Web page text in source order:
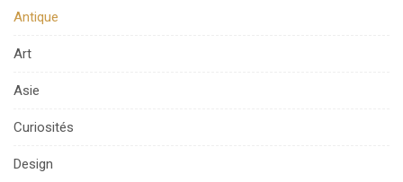
Antique
Art
Asie
Curiosités
Design